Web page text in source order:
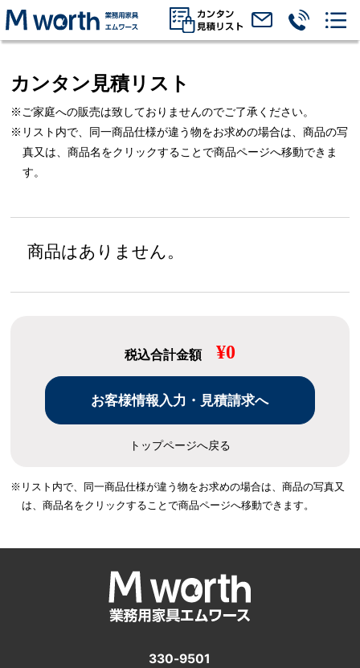
カンタン見積リスト
※ご家庭への販売は致しておりませんのでご了承ください。
※リスト内で、同一商品仕様が違う物をお求めの場合は、商品の写
真又は、商品名をクリックすることで商品ページへ移動できま
す。
商品はありません。
税込合計金額 ¥0
トップページへ戻る
※リスト内で、同一商品仕様が違う物をお求めの場合は、商品の写真又
は、商品名をクリックすることで商品ページへ移動できます。
330-9501